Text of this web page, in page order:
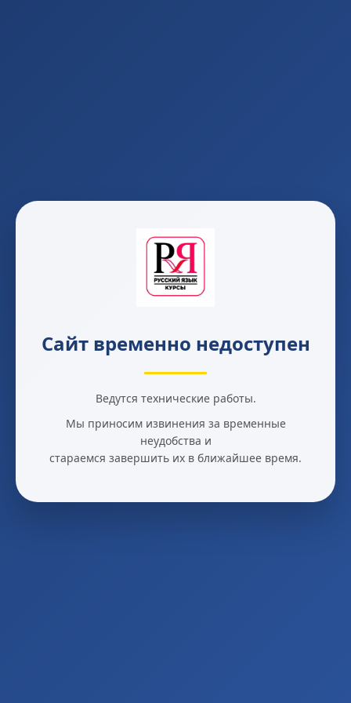
Сайт временно недоступен
Ведутся технические работы.
Мы приносим извинения за временные
неудобства и
стараемся завершить их в ближайшее время.